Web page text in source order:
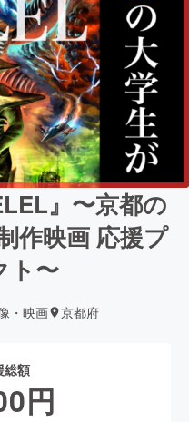
』〜京都の
作映画 応援プ
ト〜
・映画 京都府
総額
円